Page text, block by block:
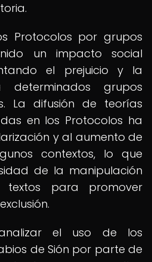
Protocolos por grupos
un impacto social
el prejuicio y la
determinados grupos
La difusión de teorías
en los Protocolos ha
y al aumento de
contextos, lo que
de la manipulación
para promover
el uso de los
de Sión por parte de